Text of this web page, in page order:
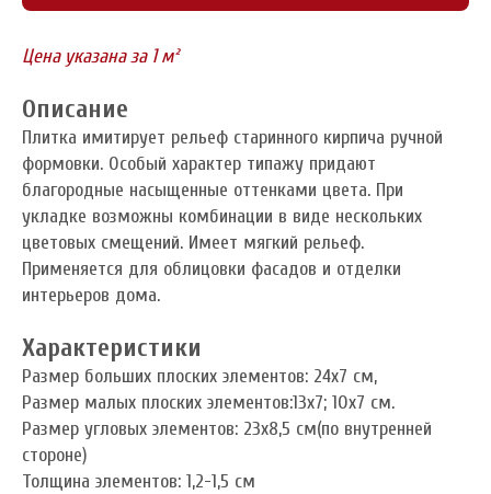
Цена указана за 1 м²
Описание
Плитка имитирует рельеф старинного кирпича ручной
формовки. Особый характер типажу придают
благородные насыщенные оттенками цвета. При
укладке возможны комбинации в виде нескольких
цветовых смещений. Имеет мягкий рельеф.
Применяется для облицовки фасадов и отделки
интерьеров дома.
Характеристики
Размер больших плоских элементов: 24х7 см,
Размер малых плоских элементов:13х7; 10х7 см.
Размер угловых элементов: 23х8,5 см(по внутренней
стороне)
Толщина элементов: 1,2-1,5 см